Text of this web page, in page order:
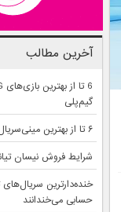
آخرین مطالب
گیم‌پلی
۶ تا از بهترین مینی‌سریال‌های سال ۲۰۲۶ تاکنون
شرایط فروش نیسان تیانا ۲۰۲۶ در مرداد ۱۴۰۵
حسابی می‌خندانند